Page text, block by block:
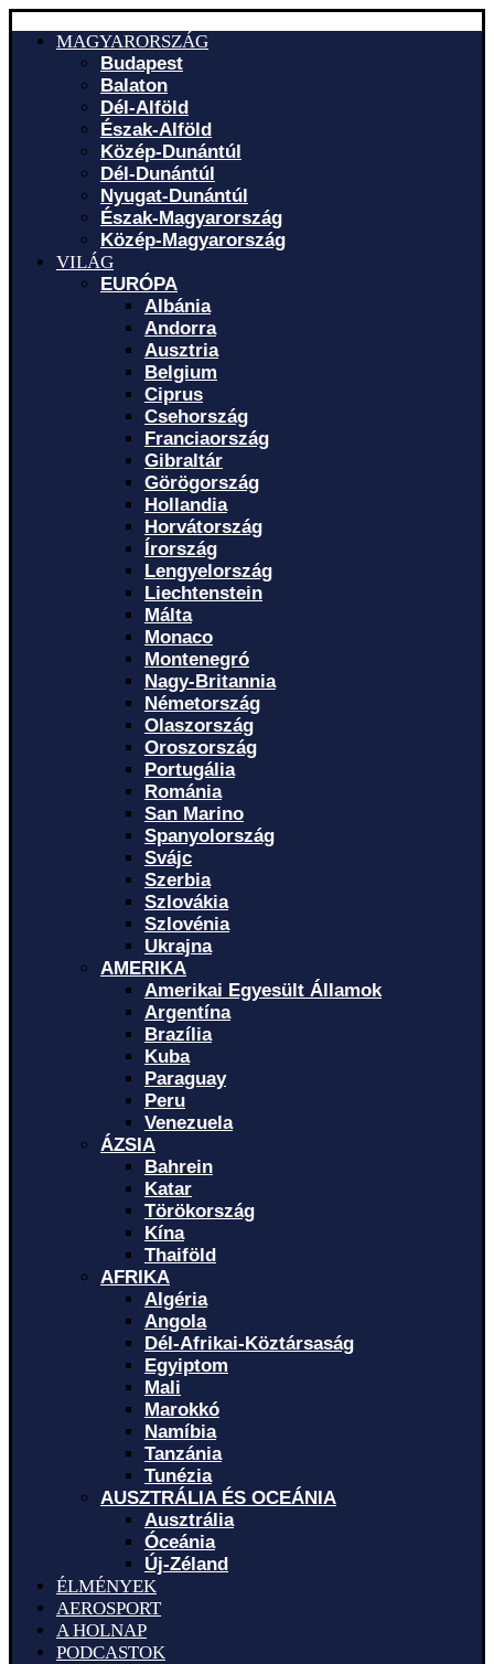
MAGYARORSZÁG
Budapest
Balaton
Dél-Alföld
Észak-Alföld
Közép-Dunántúl
Dél-Dunántúl
Nyugat-Dunántúl
Észak-Magyarország
Közép-Magyarország
VILÁG
EURÓPA
Albánia
Andorra
Ausztria
Belgium
Ciprus
Csehország
Franciaország
Gibraltár
Görögország
Hollandia
Horvátország
Írország
Lengyelország
Liechtenstein
Málta
Monaco
Montenegró
Nagy-Britannia
Németország
Olaszország
Oroszország
Portugália
Románia
San Marino
Spanyolország
Svájc
Szerbia
Szlovákia
Szlovénia
Ukrajna
AMERIKA
Amerikai Egyesült Államok
Argentína
Brazília
Kuba
Paraguay
Peru
Venezuela
ÁZSIA
Bahrein
Katar
Törökország
Kína
Thaiföld
AFRIKA
Algéria
Angola
Dél-Afrikai-Köztársaság
Egyiptom
Mali
Marokkó
Namíbia
Tanzánia
Tunézia
AUSZTRÁLIA ÉS OCEÁNIA
Ausztrália
Óceánia
Új-Zéland
ÉLMÉNYEK
AEROSPORT
A HOLNAP
PODCASTOK